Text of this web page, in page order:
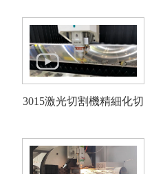
管材激光切割機
激光焊接清洗機
其他切割設備及配件
解決方案
3015激光切割機精細化切
割卡通圖案